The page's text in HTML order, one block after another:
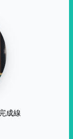
成線